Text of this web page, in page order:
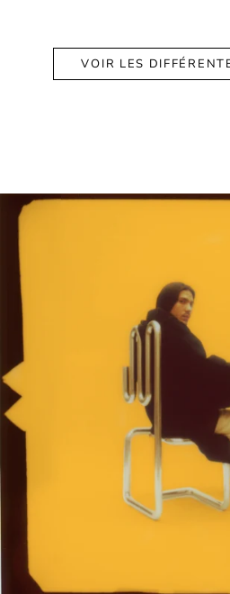
VOIR LES